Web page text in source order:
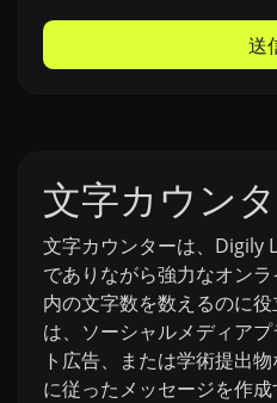
送
文字カウン
文字カウンターは、Digily
でありながら強力なオン
内の文字数を数えるのに
は、ソーシャルメディア
ト広告、または学術提出
に従ったメッセージを作成